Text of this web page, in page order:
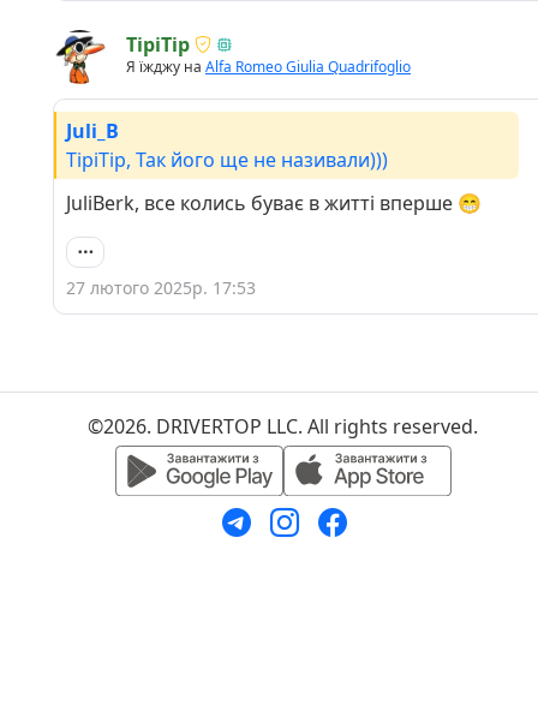
TipiTip
Я їжджу на Alfa Romeo Giulia Quadrifoglio
Juli_B
TipiTip, Так його ще не називали)))
JuliBerk, все колись буває в житті вперше 😁
27 лютого 2025р. 17:53
©2026. DRIVERTOP LLC. All rights reserved.